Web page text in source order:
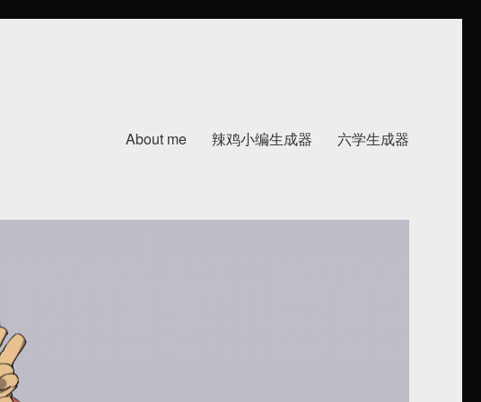
About me 辣鸡小编生成器 六学生成器